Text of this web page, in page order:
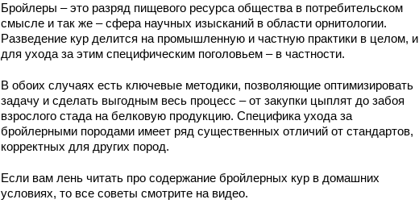
Бройлеры – это разряд пищевого ресурса общества в потребительском
смысле и так же – сфера научных изысканий в области орнитологии.
Разведение кур делится на промышленную и частную практики в целом, и
для ухода за этим специфическим поголовьем – в частности.
В обоих случаях есть ключевые методики, позволяющие оптимизировать
задачу и сделать выгодным весь процесс – от закупки цыплят до забоя
взрослого стада на белковую продукцию. Специфика ухода за
бройлерными породами имеет ряд существенных отличий от стандартов,
корректных для других пород.
Если вам лень читать про содержание бройлерных кур в домашних
условиях, то все советы смотрите на видео.